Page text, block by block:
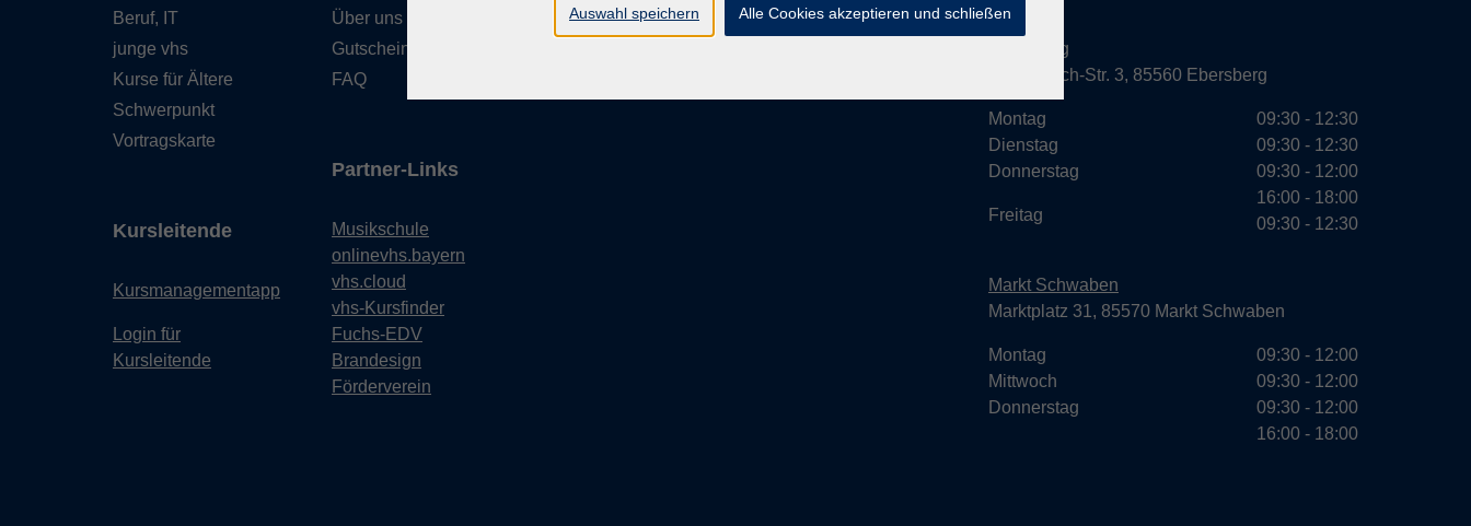
Beruf, IT
junge vhs
Kurse für Ältere
Schwerpunkt
Vortragskarte
Kursleitende
Kursmanagementapp
Login für
Kursleitende
Über uns
Gutschein
FAQ
Partner-Links
Musikschule
onlinevhs.bayern
vhs.cloud
vhs-Kursfinder
Fuchs-EDV
Brandesign
Förderverein
Ebersberg
Dr.-Wintrich-Str. 3, 85560 Ebersberg
Montag
Dienstag
Donnerstag
Freitag
09:30 - 12:30
09:30 - 12:30
09:30 - 12:00
16:00 - 18:00
09:30 - 12:30
Markt Schwaben
Marktplatz 31, 85570 Markt Schwaben
Montag
Mittwoch
Donnerstag
09:30 - 12:00
09:30 - 12:00
09:30 - 12:00
16:00 - 18:00
Auswahl speichern Alle Cookies akzeptieren und schließen